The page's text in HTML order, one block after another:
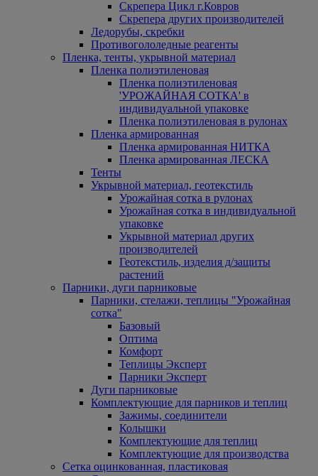
Скрепера Цикл г.Ковров
Скрепера других производителей
Ледорубы, скребки
Противогололедные реагенты
Пленка, тенты, укрывной материал
Пленка полиэтиленовая
Пленка полиэтиленовая
'УРОЖАЙНАЯ СОТКА' в
индивидуальной упаковке
Пленка полиэтиленовая в рулонах
Пленка армированная
Пленка армированная НИТКА
Пленка армированная ЛЕСКА
Тенты
Укрывной материал, геотекстиль
Урожайная сотка в рулонах
Урожайная сотка в индивидуальной
упаковке
Укрывной материал других
производителей
Геотекстиль, изделия д/защиты
растений
Парники, дуги парниковые
Парники, стелажи, теплицы "Урожайная
сотка"
Базовый
Оптима
Комфорт
Теплицы Эксперт
Парники Эксперт
Дуги парниковые
Комплектующие для парников и теплиц
Зажимы, соединители
Колышки
Комплектующие для теплиц
Комплектующие для производства
Сетка оцинкованная, пластиковая